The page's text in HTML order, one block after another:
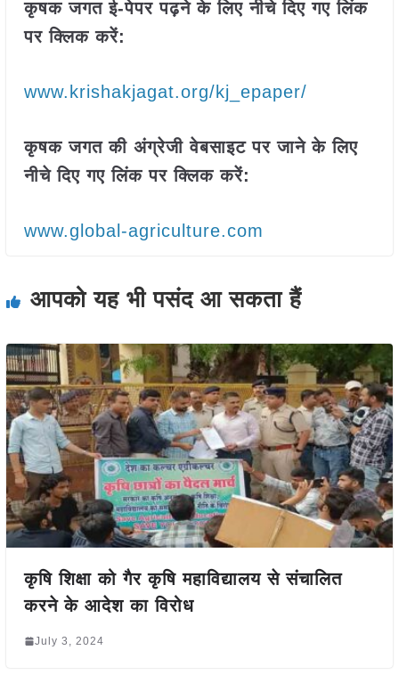
कृषक जगत ई-पेपर पढ़ने के लिए नीचे दिए गए लिंक
पर क्लिक करें:
www.krishakjagat.org/kj_epaper/
कृषक जगत की अंग्रेजी वेबसाइट पर जाने के लिए
नीचे दिए गए लिंक पर क्लिक करें:
www.global-agriculture.com
आपको यह भी पसंद आ सकता हैं
कृषि शिक्षा को गैर कृषि महाविद्यालय से संचालित
करने के आदेश का विरोध
July 3, 2024